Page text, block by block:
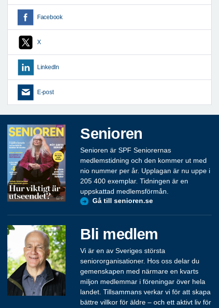
Facebook
X
LinkedIn
E-post
Senioren
Senioren är SPF Seniorernas
medlemstidning och den kommer ut med
nio nummer per år. Upplagan är nu uppe i
205 400 exemplar. Tidningen är en
uppskattad medlemsförmån.
Gå till senioren.se
Bli medlem
Vi är en av Sveriges största
seniororganisationer. Hos oss delar du
gemenskapen med närmare en kvarts
miljon medlemmar i föreningar över hela
landet. Tillsammans verkar vi för att skapa
bättre villkor för äldre – och ett aktivt liv för